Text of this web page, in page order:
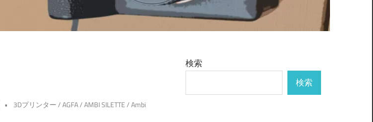
3Dプリンター/AGFA/AMBI SILETTE/Ambi
検索
検索